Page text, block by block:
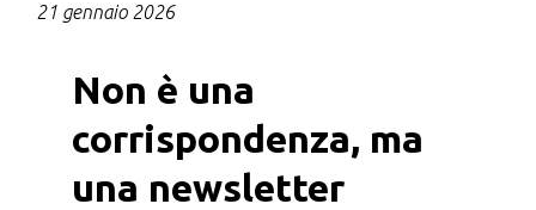
21 gennaio 2026
Non è una
corrispondenza, ma
una newsletter